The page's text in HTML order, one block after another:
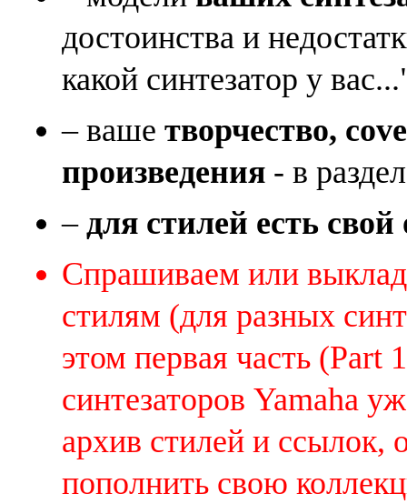
достоинства и
какой синтезатор у
– ваше творчество,
произведения - в
–для стилей есть
Спрашиваем или
стилям (для разных
этом первая часть
синтезаторов Yamaha
архив стилей и ссылок,
пополнить свою